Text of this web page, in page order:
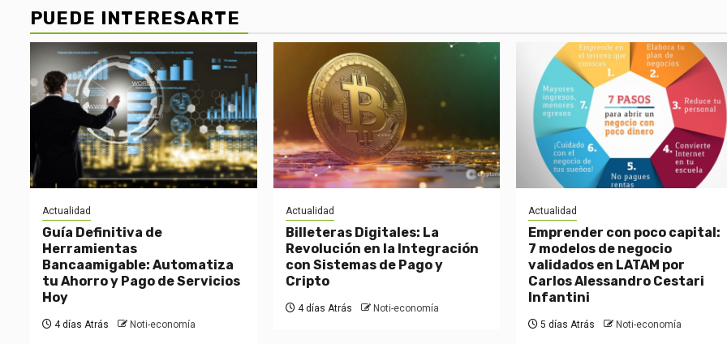
PUEDE INTERESARTE
Actualidad
Guía Definitiva de
Herramientas
Bancaamigable: Automatiza
tu Ahorro y Pago de Servicios
Hoy
4 días Atrás Noti-economía
Actualidad
Billeteras Digitales: La
Revolución en la Integración
con Sistemas de Pago y
Cripto
4 días Atrás Noti-economía
Actualidad
Emprender con poco capital:
7 modelos de negocio
validados en LATAM por
Carlos Alessandro Cestari
Infantini
5 días Atrás Noti-economía